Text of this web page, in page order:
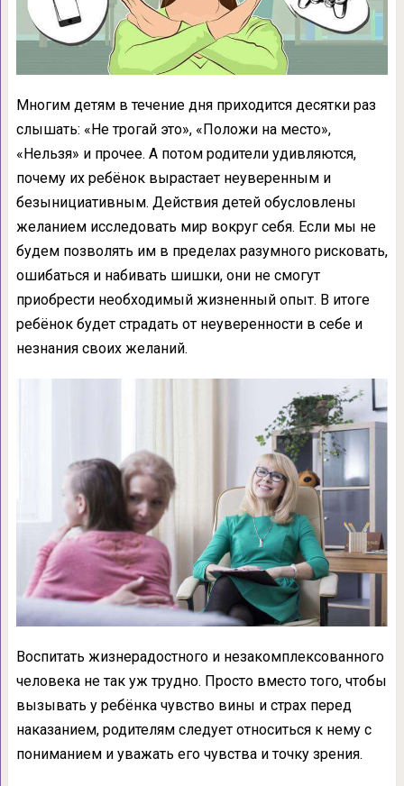
Многим детям в течение дня приходится десятки раз
слышать: «Не трогай это», «Положи на место»,
«Нельзя» и прочее. А потом родители удивляются,
почему их ребёнок вырастает неуверенным и
безынициативным. Действия детей обусловлены
желанием исследовать мир вокруг себя. Если мы не
будем позволять им в пределах разумного рисковать,
ошибаться и набивать шишки, они не смогут
приобрести необходимый жизненный опыт. В итоге
ребёнок будет страдать от неуверенности в себе и
незнания своих желаний.
Воспитать жизнерадостного и незакомплексованного
человека не так уж трудно. Просто вместо того, чтобы
вызывать у ребёнка чувство вины и страх перед
наказанием, родителям следует относиться к нему с
пониманием и уважать его чувства и точку зрения.